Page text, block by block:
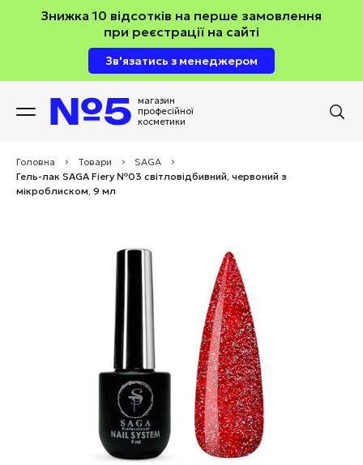
Знижка 10 відсотків на перше замовлення
при реєстрації на сайті
Зв'язатись з менеджером
магазин
професійної
косметики
Головна > Товари > SAGA
>
Гель-лак SAGA Fiery №03 світловідбивний, червоний з
мікроблиском, 9 мл